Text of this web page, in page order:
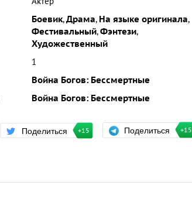
Боевик,Драма, На языке оригинала,
Фестивальный,Фэнтези,
Художественный
1
Война Богов: Бессмертные
Война Богов: Бессмертные
Поделиться +15 Поделиться +15